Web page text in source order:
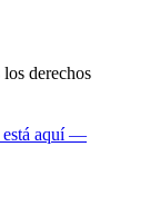
derechos
está aquí —